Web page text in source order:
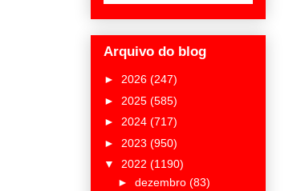
Arquivo do blog
► 2026 (247)
► 2025 (585)
► 2024 (717)
► 2023 (950)
▼ 2022 (1190)
► dezembro (83)